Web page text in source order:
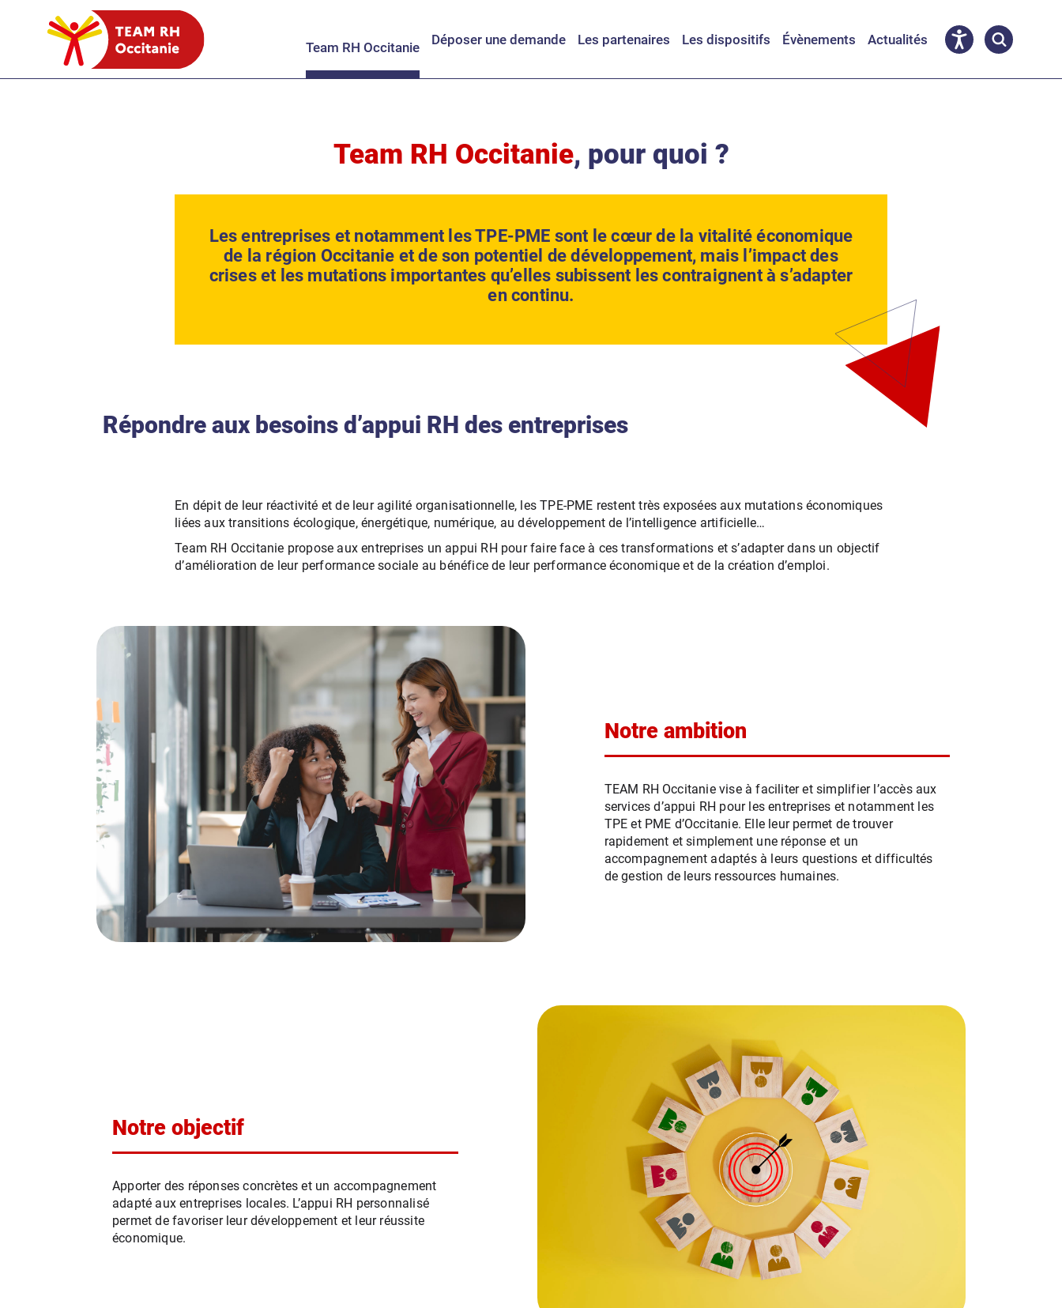
Team RH Occitanie Déposer une demande Les partenaires Les dispositifs Évènements Actualités
Team RH Occitanie, pour quoi ?
Les entreprises et notamment les TPE-PME sont le cœur de la vitalité économique
de la région Occitanie et de son potentiel de développement, mais l’impact des
crises et les mutations importantes qu’elles subissent les contraignent à s’adapter
en continu.
Répondre aux besoins d’appui RH des entreprises
En dépit de leur réactivité et de leur agilité organisationnelle, les TPE-PME restent très exposées aux mutations économiques
liées aux transitions écologique, énergétique, numérique, au développement de l’intelligence artificielle…
Team RH Occitanie propose aux entreprises un appui RH pour faire face à ces transformations et s’adapter dans un objectif
d’amélioration de leur performance sociale au bénéfice de leur performance économique et de la création d’emploi.
Notre ambition
TEAM RH Occitanie vise à faciliter et simplifier l’accès aux
services d’appui RH pour les entreprises et notamment les
TPE et PME d’Occitanie. Elle leur permet de trouver
rapidement et simplement une réponse et un
accompagnement adaptés à leurs questions et difficultés
de gestion de leurs ressources humaines.
Notre objectif
Apporter des réponses concrètes et un accompagnement
adapté aux entreprises locales. L’appui RH personnalisé
permet de favoriser leur développement et leur réussite
économique.
Panneau de gestion des cookies